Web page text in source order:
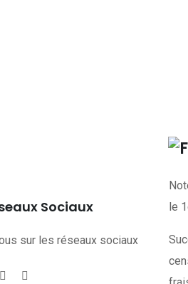
Sociaux
sur les réseaux sociaux
le